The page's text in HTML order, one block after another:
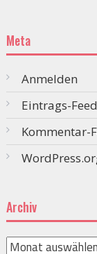
Meta
Anmelden
Eintrags-Feed
Kommentar-
Archiv
Archiv